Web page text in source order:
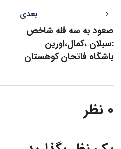
بعدی
صعود به سه قله شاخص
:سبلان ،کمال،اورین
باشگاه فاتحان کوهستان
۰ نظر